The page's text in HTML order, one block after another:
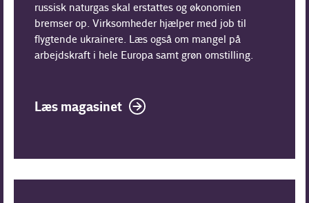
russisk naturgas skal erstattes og økonomien
bremser op. Virksomheder hjælper med job til
flygtende ukrainere. Læs også om mangel på
arbejdskraft i hele Europa samt grøn omstilling.
Læs magasinet